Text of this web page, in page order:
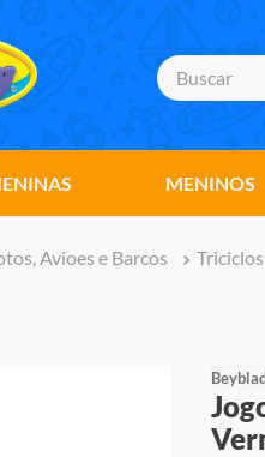
Buscar
MENINOS
Avioes e Barcos